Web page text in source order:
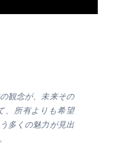
観念が、未来その
、所有よりも希望
多くの魅力が見出